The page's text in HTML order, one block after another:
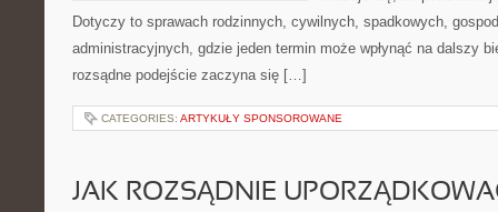
Dotyczy to sprawach rodzinnych, cywilnych, spadkowych,
administracyjnych, gdzie jeden termin może wpłynąć na dalszy
rozsądne podejście zaczyna się […]
CATEGORIES: ARTYKUŁY SPONSOROWANE
JAK ROZSĄDNIE